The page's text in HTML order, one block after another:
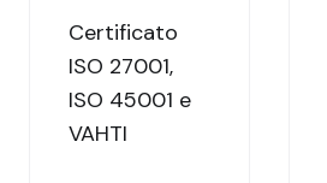
Certificato
ISO 27001,
ISO 45001 e
VAHTI